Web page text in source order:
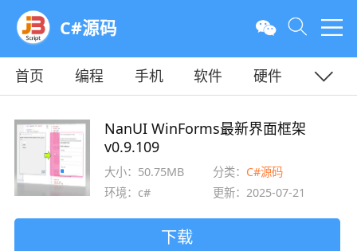
C#源码
首页 编程 手机 软件
硬件
NanUI WinForms最新界面框架
v0.9.109
大小：50.75MB 分类： C#源码
环境：c#
更新：2025-07-21
下载